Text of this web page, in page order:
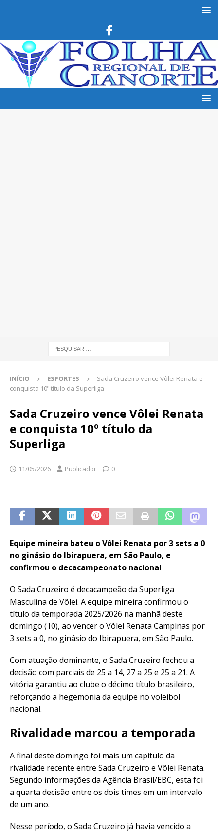
INÍCIO ESPORTES
Sada Cruzeiro vence Vôlei Renata e
conquista 10º título da Superliga
Sada Cruzeiro vence Vôlei Renata
e conquista 10º título da
Superliga
11/05/2026 Publicador 0
Equipe mineira bateu o Vôlei Renata por 3 sets a 0
no ginásio do Ibirapuera, em São Paulo, e
confirmou o decacampeonato nacional
O Sada Cruzeiro é decacampeão da Superliga
Masculina de Vôlei. A equipe mineira confirmou o
título da temporada 2025/2026 na manhã deste
domingo (10), ao vencer o Vôlei Renata Campinas por
3 sets a 0, no ginásio do Ibirapuera, em São Paulo.
Com atuação dominante, o Sada Cruzeiro fechou a
decisão com parciais de 25 a 14, 27 a 25 e 25 a 21. A
vitória garantiu ao clube o décimo título brasileiro,
reforçando a hegemonia da equipe no voleibol
nacional.
Rivalidade marcou a temporada
A final deste domingo foi mais um capítulo da
rivalidade recente entre Sada Cruzeiro e Vôlei Renata.
Segundo informações da Agência Brasil/EBC, esta foi
a quarta decisão entre os dois times em um intervalo
de um ano.
Nesse período, o Sada Cruzeiro já havia vencido a